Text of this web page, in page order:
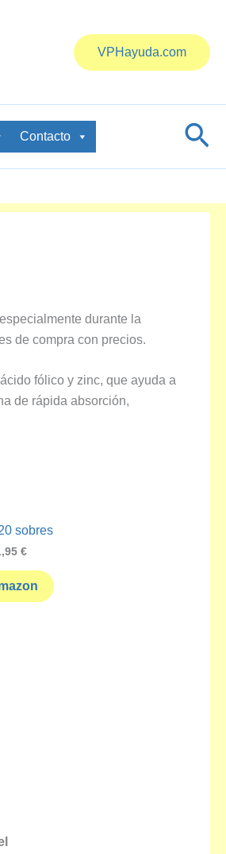
VPHayuda.com
Contacto
durante la
de compra con precios.
fólico y zinc, que ayuda a
de rápida absorción,
sobres
€